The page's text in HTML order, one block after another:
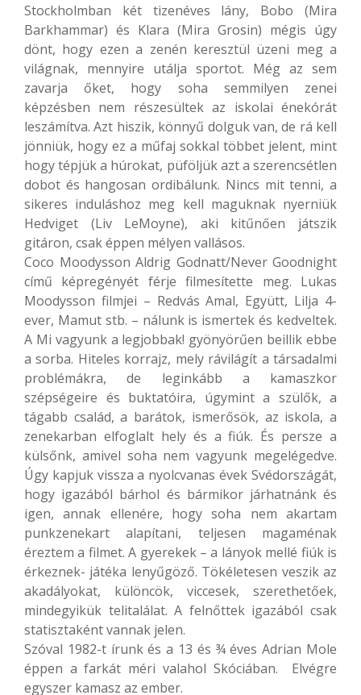
Stockholmban két tizenéves lány, Bobo (Mira
Barkhammar) és Klara (Mira Grosin) mégis úgy
dönt, hogy ezen a zenén keresztül üzeni meg a
világnak, mennyire utálja sportot. Még az sem
zavarja őket, hogy soha semmilyen zenei
képzésben nem részesültek az iskolai énekórát
leszámítva. Azt hiszik, könnyű dolguk van, de rá kell
jönniük, hogy ez a műfaj sokkal többet jelent, mint
hogy tépjük a húrokat, püföljük azt a szerencsétlen
dobot és hangosan ordibálunk. Nincs mit tenni, a
sikeres induláshoz meg kell maguknak nyerniük
Hedviget (Liv LeMoyne), aki kitűnően játszik
gitáron, csak éppen mélyen vallásos.
Coco Moodysson Aldrig Godnatt/Never Goodnight
című képregényét férje filmesítette meg. Lukas
Moodysson filmjei – Redvás Amal, Együtt, Lilja 4-
ever, Mamut stb. – nálunk is ismertek és kedveltek.
A Mi vagyunk a legjobbak! gyönyörűen beillik ebbe
a sorba. Hiteles korrajz, mely rávilágít a társadalmi
problémákra, de leginkább a kamaszkor
szépségeire és buktatóira, úgymint a szülők, a
tágabb család, a barátok, ismerősök, az iskola, a
zenekarban elfoglalt hely és a fiúk. És persze a
külsőnk, amivel soha nem vagyunk megelégedve.
Úgy kapjuk vissza a nyolcvanas évek Svédországát,
hogy igazából bárhol és bármikor járhatnánk és
igen, annak ellenére, hogy soha nem akartam
punkzenekart alapítani, teljesen magaménak
éreztem a filmet. A gyerekek – a lányok mellé fiúk is
érkeznek- játéka lenyűgöző. Tökéletesen veszik az
akadályokat, különcök, viccesek, szerethetőek,
mindegyikük telitalálat. A felnőttek igazából csak
statisztaként vannak jelen.
Szóval 1982-t írunk és a 13 és ¾ éves Adrian Mole
éppen a farkát méri valahol Skóciában. Elvégre
egyszer kamasz az ember.